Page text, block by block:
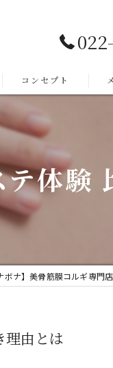
コンセプト
体験
ボナ】美骨筋膜コルギ専門店
理由とは